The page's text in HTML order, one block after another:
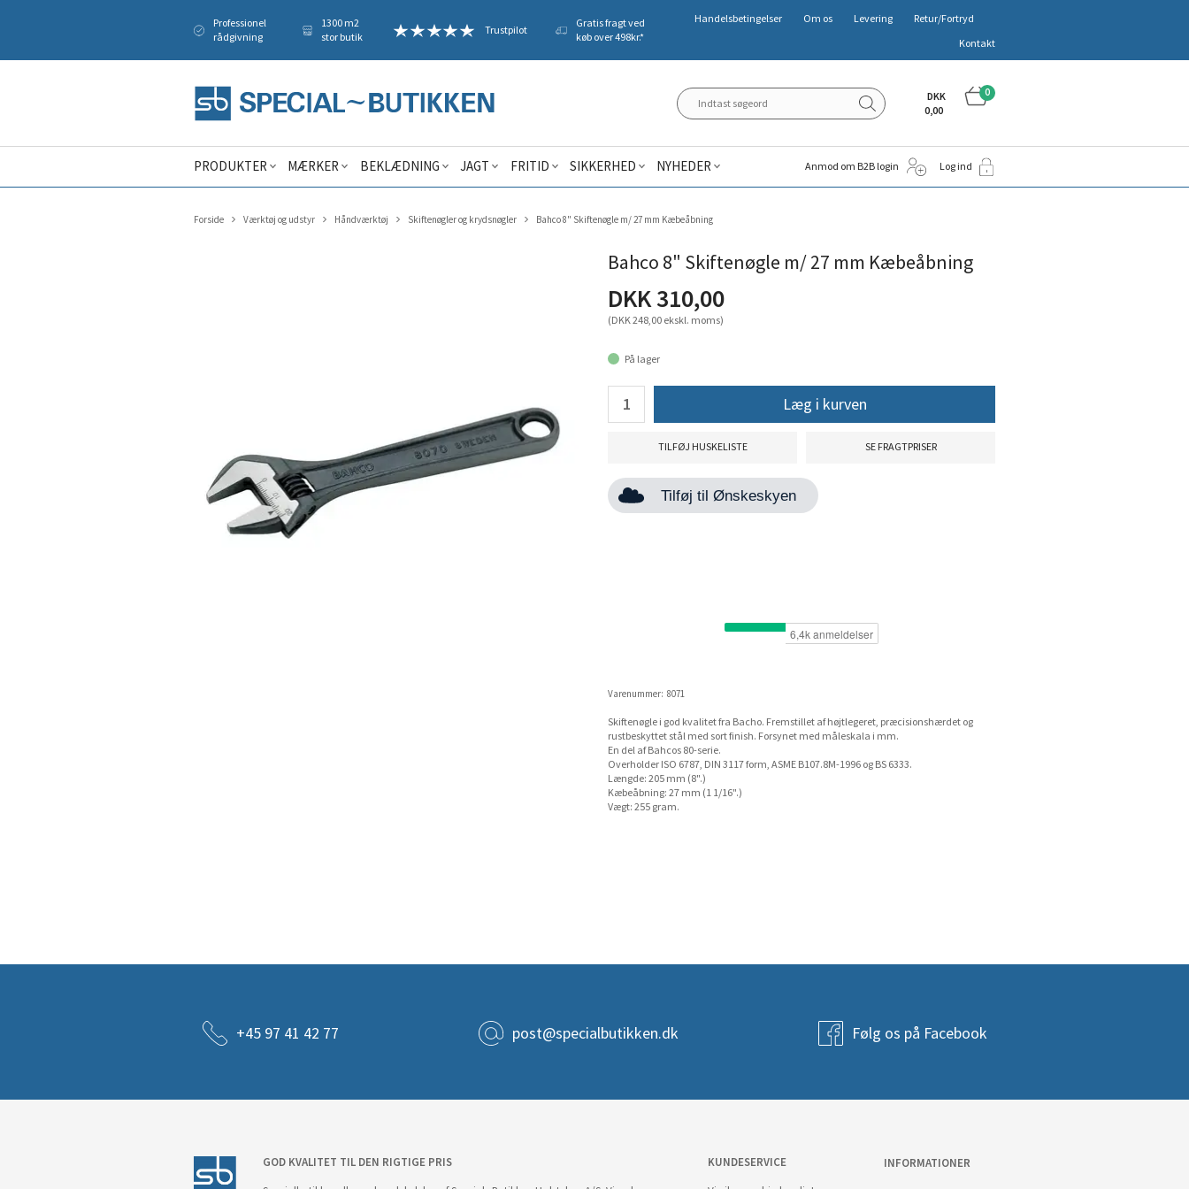
Professionel
rådgivning
1300 m2
stor butik
Trustpilot
Gratis fragt ved
køb over 498kr.*
Handelsbetingelser Om os Levering
Retur/Fortryd
Kontakt
0
DKK
0,00
PRODUKTER MÆRKER BEKLÆDNING JAGT FRITID SIKKERHED NYHEDER Anmod om B2B login Log ind
Forside Værktøj og udstyr Håndværktøj Skiftenøgler og krydsnøgler Bahco 8" Skiftenøgle m/ 27 mm Kæbeåbning
Bahco 8" Skiftenøgle m/ 27 mm Kæbeåbning
DKK 310,00
(DKK 248,00 ekskl. moms)
På lager
Læg i kurven
TILFØJ HUSKELISTE SE FRAGTPRISER
Tilføj til Ønskeskyen
Varenummer: 8071
Skiftenøgle i god kvalitet fra Bacho. Fremstillet af højtlegeret, præcisionshærdet og
rustbeskyttet stål med sort finish. Forsynet med måleskala i mm.
En del af Bahcos 80-serie.
Overholder ISO 6787, DIN 3117 form, ASME B107.8M-1996 og BS 6333.
Længde: 205 mm (8".)
Kæbeåbning: 27 mm (1 1/16".)
Vægt: 255 gram.
+45 97 41 42 77 post@specialbutikken.dk Følg os på Facebook
GOD KVALITET TIL DEN RIGTIGE PRIS
KUNDESERVICE
INFORMATIONER